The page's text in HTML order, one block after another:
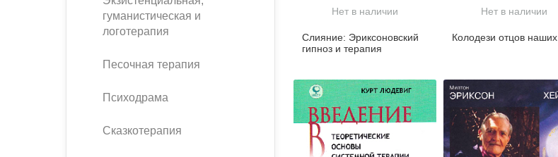
Нет в наличии
Слияние: Эриксоновский
гипноз и терапия
Нет в наличии
Колодези отцов наших
гуманистическая и
логотерапия
Песочная терапия
Психодрама
Сказкотерапия